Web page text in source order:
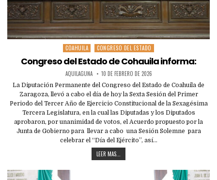
Posted
in
COAHUILA CONGRESO DEL ESTADO
Congreso del Estado de Cohauila informa:
AQUILAGUNA 10 DE FEBRERO DE 2026
La Diputación Permanente del Congreso del Estado de Coahuila de
Zaragoza, llevó a cabo el día de hoy la Sexta Sesión del Primer
Periodo del Tercer Año de Ejercicio Constitucional de la Sexagésima
Tercera Legislatura, en la cual las Diputadas y los Diputados
aprobaron, por unanimidad de votos, el Acuerdo propuesto por la
Junta de Gobierno para llevar a cabo una Sesión Solemne para
celebrar el “Día del Ejército”, así…
LEER MAS...